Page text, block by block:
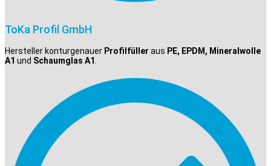
ToKa Profil GmbH
Hersteller konturgenauer Profilfüller aus PE, EPDM, Mineralwolle
A1 und Schaumglas A1.